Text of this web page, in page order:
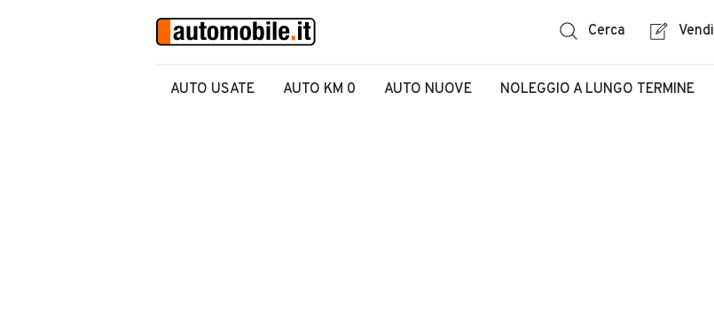
Cerca Vendi
AUTO USATE AUTO KM 0 AUTO NUOVE NOLEGGIO A LUNGO TERMINE